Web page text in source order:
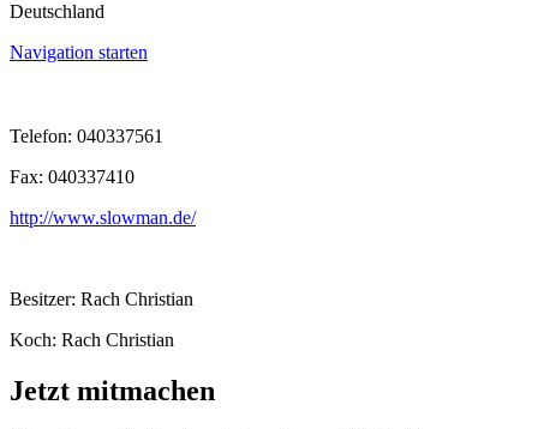
Deutschland
Navigation starten
Telefon: 040337561
Fax: 040337410
http://www.slowman.de/
Besitzer: Rach Christian
Koch: Rach Christian
Jetzt mitmachen